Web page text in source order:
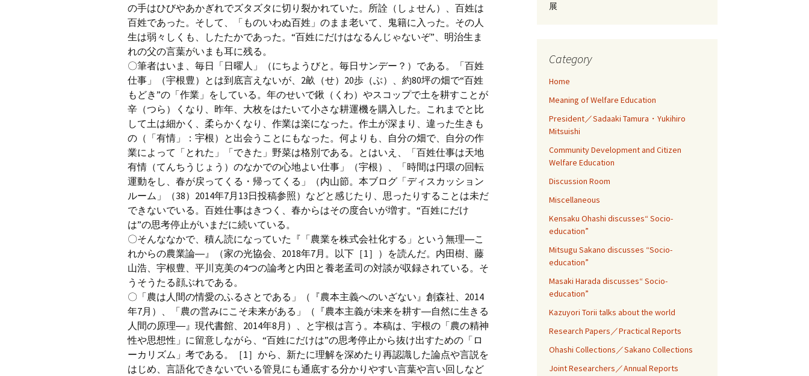
の手はひびやあかぎれでズタズタに切り裂かれていた。所詮（しょせん）、百姓は
百姓であった。そして、「ものいわぬ百姓」のまま老いて、鬼籍に入った。その人
生は弱々しくも、したたかであった。“百姓にだけはなるんじゃないぞ”、明治生ま
れの父の言葉がいまも耳に残る。
〇筆者はいま、毎日「日曜人」（にちようびと。毎日サンデー？）である。「百姓
仕事」（宇根豊）とは到底言えないが、2畝（せ）20歩（ぶ）、約80坪の畑で“百姓
もどき”の「作業」をしている。年のせいで鍬（くわ）やスコップで土を耕すことが
辛（つら）くなり、昨年、大枚をはたいて小さな耕運機を購入した。これまでと比
して土は細かく、柔らかくなり、作業は楽になった。作土が深まり、違った生きも
の（「有情」：宇根）と出会うことにもなった。何よりも、自分の畑で、自分の作
業によって「とれた」「できた」野菜は格別である。とはいえ、「百姓仕事は天地
有情（てんちうじょう）のなかでの心地よい仕事」（宇根）、「時間は円環の回転
運動をし、春が戻ってくる・帰ってくる」（内山節。本ブログ「ディスカッション
ルーム」（38）2014年7月13日投稿参照）などと感じたり、思ったりすることは未だ
できないでいる。百姓仕事はきつく、春からはその度合いが増す。“百姓にだけ
は”の思考停止がいまだに続いている。
〇そんななかで、積ん読になっていた『「農業を株式会社化する」という無理―こ
れからの農業論―』（家の光協会、2018年7月。以下［1］）を読んだ。内田樹、藤
山浩、宇根豊、平川克美の4つの論考と内田と養老孟司の対談が収録されている。そ
うそうたる顔ぶれである。
〇「農は人間の情愛のふるさとである」（『農本主義へのいざない』創森社、2014
年7月）、「農の営みにこそ未来がある」（『農本主義が未来を耕す―自然に生きる
人間の原理―』現代書館、2014年8月）、と宇根は言う。本稿は、宇根の「農の精神
性や思想性」に留意しながら、“百姓にだけは”の思考停止から抜け出すための「ロ
ーカリズム」考である。［1］から、新たに理解を深めたり再認識した論点や言説を
はじめ、言語化できないでいる管見にも通底する分かりやすい言葉や言い回しなど
展
Category
Home
Meaning of Welfare Education
President／Sadaaki Tamura・Yukihiro
Mitsuishi
Community Development and Citizen
Welfare Education
Discussion Room
Miscellaneous
Kensaku Ohashi discusses“ Socio-
education”
Mitsugu Sakano discusses “Socio-
education”
Masaki Harada discusses“ Socio-
education”
Kazuyori Torii talks about the world
Research Papers／Practical Reports
Ohashi Collections／Sakano Collections
Joint Researchers／Annual Reports